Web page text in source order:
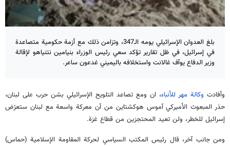
بلغ العدوان الإسرائيلي يومه الـ347، وتزامن ذلك مع أزمة حكومية متصاعدة
في إسرائيل، في ظل تقارير تؤكد سعي رئيس الوزراء بنيامين نتنياهو لإقالة
وزير الدفاع يوآف غالانت واستخلافه باليميني غدعون ساعر.
وأفادت وكالة مهر للأنباء، ان ومع تصاعد التلويح الإسرائيلي بشن حرب على لبنان،
حذر المبعوث الأميركي آموس هوكشتاين من أن معركة واسعة مع لبنان ستعرّض
إسرائيل للخطر، ولن تعيد المحتجزين من قطاع غزة.
ومن جانب آخر، قال رئيس المكتب السياسي لحركة المقاومة الإسلامية (حماس)